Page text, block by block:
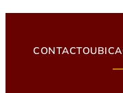
CONTACTO